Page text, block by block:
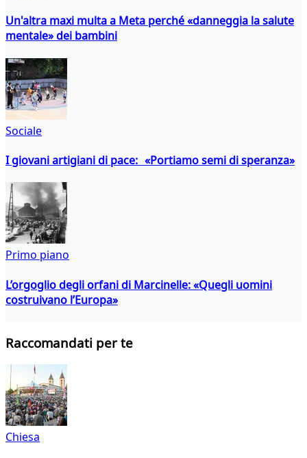
Un'altra maxi multa a Meta perché «danneggia la salute
mentale» dei bambini
Sociale
I giovani artigiani di pace: «Portiamo semi di speranza»
Primo piano
L’orgoglio degli orfani di Marcinelle: «Quegli uomini
costruivano l’Europa»
Raccomandati per te
Chiesa